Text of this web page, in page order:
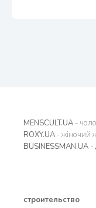
MENSCULT.UA -
ROXY.UA - жіночий
BUSINESSMAN.UA -
строительство